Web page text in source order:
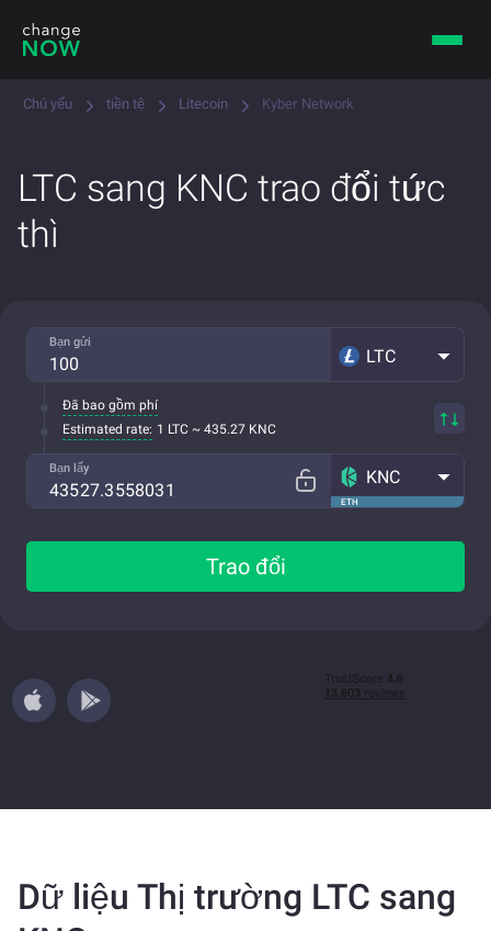
Chủ yếu tiền tệ Litecoin Kyber Network
LTC sang KNC trao đổi tức
thì
Bạn gửi
LTC
Đã bao gồm phí
Estimated rate: 1 LTC ~ 435.27 KNC
Bạn lấy
ETH
KNC
Trao đổi
Dữ liệu Thị trường LTC sang